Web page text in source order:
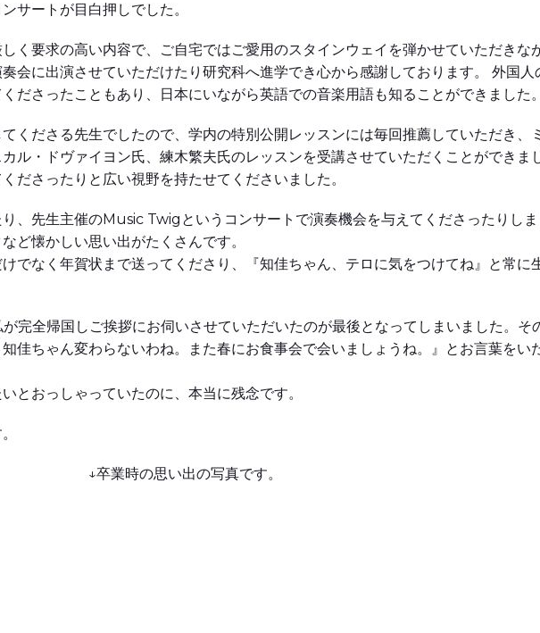
サートが目白押しでした。
く要求の高い内容で、ご自宅ではご愛用のスタインウェイを弾かせていただきな
会に出演させていただけたり研究科へ進学でき心から感謝しております。 外国人
ださったこともあり、日本にいながら英語での音楽用語も知ることができました。
くださる先生でしたので、学内の特別公開レッスンには毎回推薦していただき、
ル・ドヴァイヨン氏、練木繁夫氏のレッスンを受講させていただくことができま
ださったりと広い視野を持たせてくださいました。
、先生主催のMusic Twigというコンサートで演奏機会を与えてくださったりし
ど懐かしい思い出がたくさんです。
でなく年賀状まで送ってくださり、『知佳ちゃん、テロに気をつけてね』と常に
完全帰国しご挨拶にお伺いさせていただいたのが最後となってしまいました。そ
佳ちゃん変わらないわね。また春にお食事会で会いましょうね。』とお言葉をい
とおっしゃっていたのに、本当に残念です。
↓卒業時の思い出の写真です。